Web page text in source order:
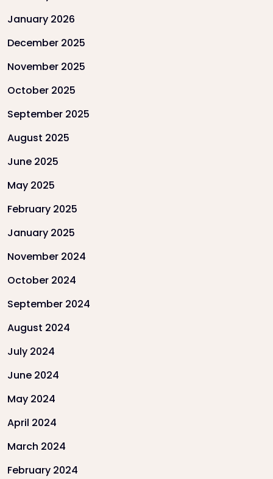
January 2026
December 2025
November 2025
October 2025
September 2025
August 2025
June 2025
May 2025
February 2025
January 2025
November 2024
October 2024
September 2024
August 2024
July 2024
June 2024
May 2024
April 2024
March 2024
February 2024